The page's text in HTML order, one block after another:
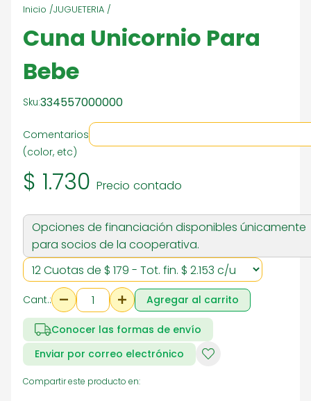
Inicio /JUGUETERIA /
Cuna Unicornio Para
Bebe
Sku:334557000000
Comentarios
(color, etc)
$ 1.730 Precio contado
Opciones de financiación disponibles únicamente
para socios de la cooperativa.
Cant.: Agregar al carrito
Conocer las formas de envío
Enviar por correo electrónico
Compartir este producto en: